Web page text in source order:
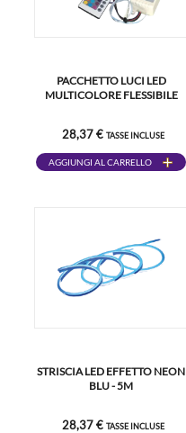
PACCHETTO LUCI LED
MULTICOLORE FLESSIBILE
28,37 € TASSE INCLUSE
AGGIUNGI AL CARRELLO
STRISCIA LED EFFETTO NEON
BLU - 5M
28,37 € TASSE INCLUSE